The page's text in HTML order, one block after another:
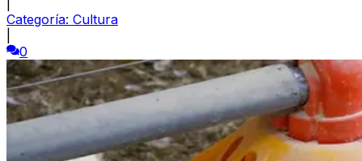
Categoría: Cultura
0